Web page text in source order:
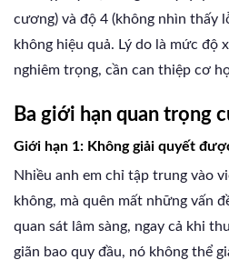
cương) và độ 4 (không nhìn thấy
không hiệu quả. Lý do là mức độ
nghiêm trọng, cần can thiệp cơ
Ba giới hạn quan trọng
Giới hạn 1: Không giải quyết
Nhiều anh em chỉ tập trung vào
không, mà quên mất những vấn
quan sát lâm sàng, ngay cả khi
giãn bao quy đầu, nó không thể